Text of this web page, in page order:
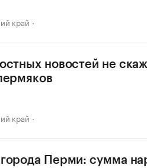
край
новостей не
край
Перми: сумма